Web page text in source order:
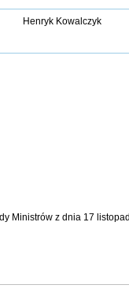
Henryk Kowalczyk
Ministrów z dnia 17